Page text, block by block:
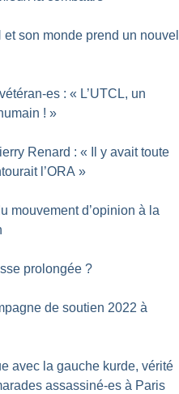
et son monde prend un nouvel
es : « L’UTCL, un
! »
Renard : «
Il y avait toute
l’ORA »
mouvement d’opinion à la
prolongée ?
de soutien 2022 à
avec la gauche kurde, vérité
assassiné-es à Paris